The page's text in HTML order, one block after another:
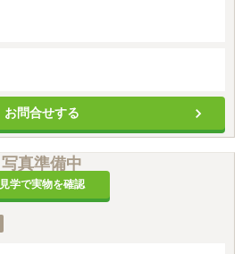
お問合せする
写真準備中
見学で実物を確認